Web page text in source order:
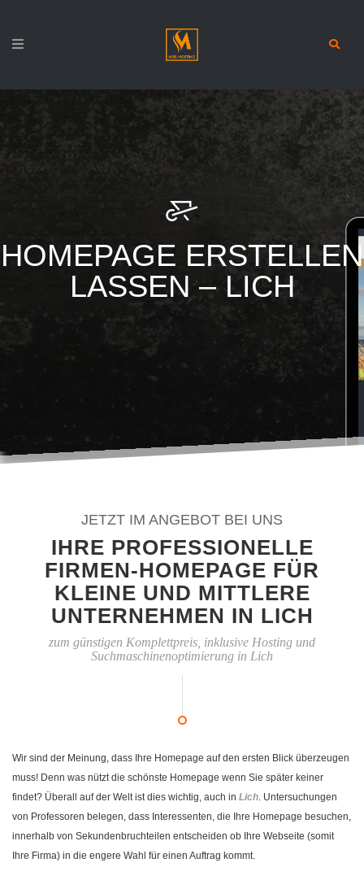
HOMEPAGE ERSTELLEN
LASSEN – LICH
JETZT IM ANGEBOT BEI UNS
IHRE PROFESSIONELLE
FIRMEN-HOMEPAGE FÜR
KLEINE UND MITTLERE
UNTERNEHMEN IN LICH
zum günstigen Komplettpreis, inklusive Hosting und
Suchmaschinenoptimierung in Lich
Wir sind der Meinung, dass Ihre Homepage auf den ersten Blick überzeugen
muss! Denn was nützt die schönste Homepage wenn Sie später keiner
findet? Überall auf der Welt ist dies wichtig, auch in Lich. Untersuchungen
von Professoren belegen, dass Interessenten, die Ihre Homepage besuchen,
innerhalb von Sekundenbruchteilen entscheiden ob Ihre Webseite (somit
Ihre Firma) in die engere Wahl für einen Auftrag kommt.